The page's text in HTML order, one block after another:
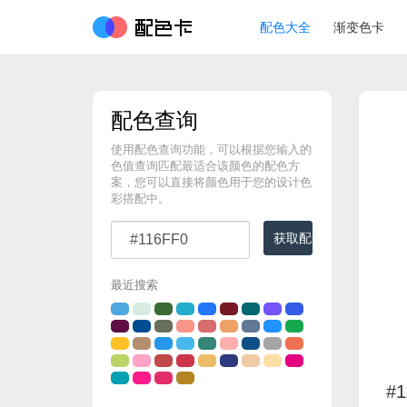
配色大全 渐变色卡
配色查询
使用配色查询功能，可以根据您输入的
色值查询匹配最适合该颜色的配色方
案，您可以直接将颜色用于您的设计色
彩搭配中。
获取配色
最近搜索